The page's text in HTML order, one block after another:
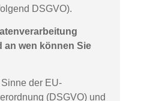
DSGVO).
wen können Sie
der EU-
(DSGVO) und